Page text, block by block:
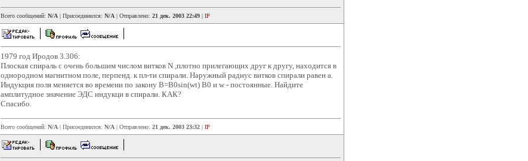
Всего сообщений: N/A | Присоединился: N/A | Отправлено: 21 дек. 2003 22:49 | IP
1979 год Иродов 3.306:
Плоская спираль с очень большим числом витков N ,плотно прилегающих друг к другу, находится в
однородном магнитном поле, перпенд. к пл-ти спирали. Наружный радиус витков спирали равен а.
Индукция поля меняется во времени по закону В=В0sin(wt) B0 и w - постоянные. Найдите
амплитудное значение ЭДС индукци в спирали. КАК?
Спасибо.
Всего сообщений: N/A | Присоединился: N/A | Отправлено: 21 дек. 2003 23:32 | IP